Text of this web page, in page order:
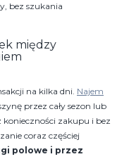
bez szukania
między
na kilka dni. Najem
przez cały sezon lub
zakupu i bez
coraz częściej
polowe i przez